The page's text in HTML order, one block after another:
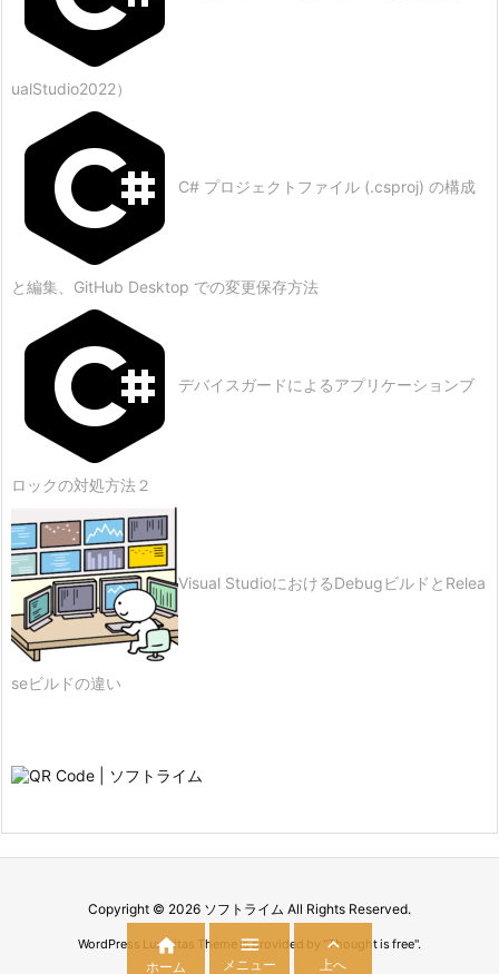
ualStudio2022）
C# プロジェクトファイル (.csproj) の構成
と編集、GitHub Desktop での変更保存方法
デバイスガードによるアプリケーションブ
ロックの対処方法２
Visual StudioにおけるDebugビルドとRelea
seビルドの違い
Copyright © 2026 ソフトライム All Rights Reserved.
WordPress Luxeritas Theme is provided by " Thought is free".

ホーム

メニュー

上へ